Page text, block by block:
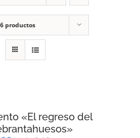
productos
«El regreso del